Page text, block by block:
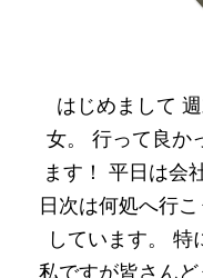
はじめまして
女。 行って良か
ます！ 平日は会
日次は何処へ行
しています。
私ですが皆さん